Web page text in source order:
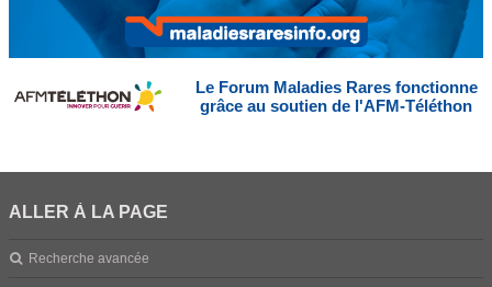
Le Forum Maladies Rares fonctionne
grâce au soutien de l'AFM-Téléthon
ALLER À LA PAGE
Recherche avancée